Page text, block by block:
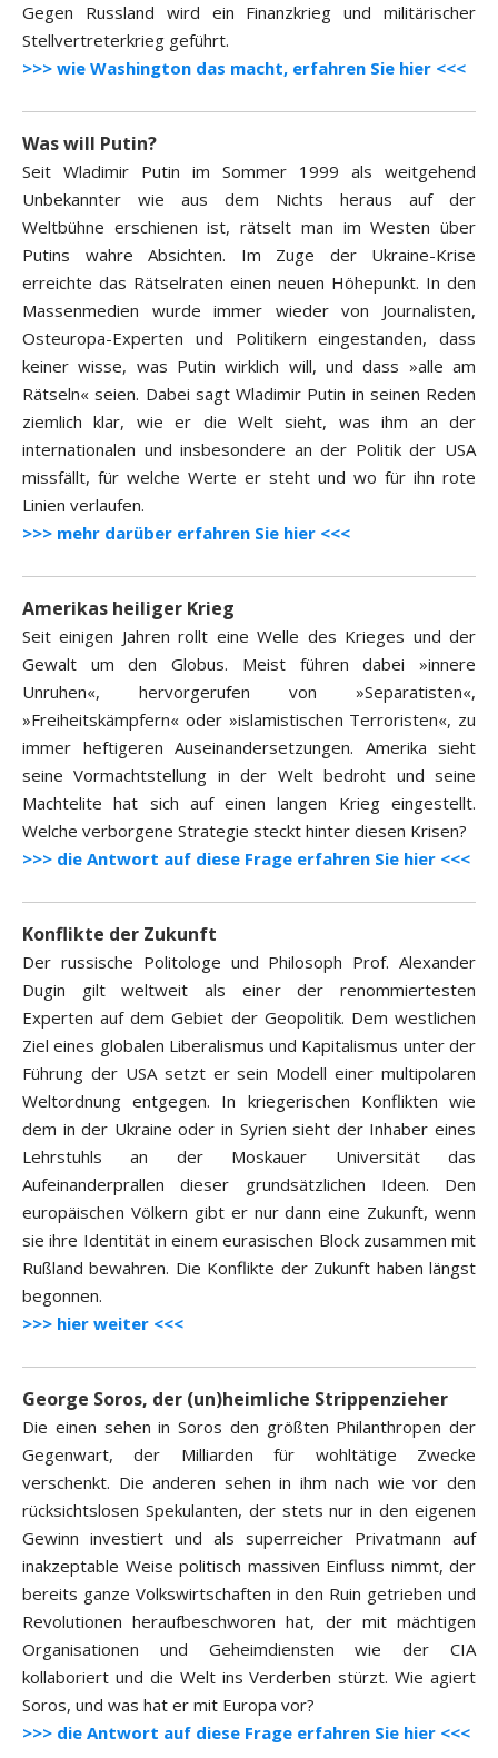
Gegen Russland wird ein Finanzkrieg und militärischer
Stellvertreterkrieg geführt.
>>> wie Washington das macht, erfahren Sie hier <<<
Was will Putin?
Seit Wladimir Putin im Sommer 1999 als weitgehend
Unbekannter wie aus dem Nichts heraus auf der
Weltbühne erschienen ist, rätselt man im Westen über
Putins wahre Absichten. Im Zuge der Ukraine-Krise
erreichte das Rätselraten einen neuen Höhepunkt. In den
Massenmedien wurde immer wieder von Journalisten,
Osteuropa-Experten und Politikern eingestanden, dass
keiner wisse, was Putin wirklich will, und dass »alle am
Rätseln« seien. Dabei sagt Wladimir Putin in seinen Reden
ziemlich klar, wie er die Welt sieht, was ihm an der
internationalen und insbesondere an der Politik der USA
missfällt, für welche Werte er steht und wo für ihn rote
Linien verlaufen.
>>> mehr darüber erfahren Sie hier <<<
Amerikas heiliger Krieg
Seit einigen Jahren rollt eine Welle des Krieges und der
Gewalt um den Globus. Meist führen dabei »innere
Unruhen«, hervorgerufen von »Separatisten«,
»Freiheitskämpfern« oder »islamistischen Terroristen«, zu
immer heftigeren Auseinandersetzungen. Amerika sieht
seine Vormachtstellung in der Welt bedroht und seine
Machtelite hat sich auf einen langen Krieg eingestellt.
Welche verborgene Strategie steckt hinter diesen Krisen?
>>> die Antwort auf diese Frage erfahren Sie hier <<<
Konflikte der Zukunft
Der russische Politologe und Philosoph Prof. Alexander
Dugin gilt weltweit als einer der renommiertesten
Experten auf dem Gebiet der Geopolitik. Dem westlichen
Ziel eines globalen Liberalismus und Kapitalismus unter der
Führung der USA setzt er sein Modell einer multipolaren
Weltordnung entgegen. In kriegerischen Konflikten wie
dem in der Ukraine oder in Syrien sieht der Inhaber eines
Lehrstuhls an der Moskauer Universität das
Aufeinanderprallen dieser grundsätzlichen Ideen. Den
europäischen Völkern gibt er nur dann eine Zukunft, wenn
sie ihre Identität in einem eurasischen Block zusammen mit
Rußland bewahren. Die Konflikte der Zukunft haben längst
begonnen.
>>> hier weiter <<<
George Soros, der (un)heimliche Strippenzieher
Die einen sehen in Soros den größten Philanthropen der
Gegenwart, der Milliarden für wohltätige Zwecke
verschenkt. Die anderen sehen in ihm nach wie vor den
rücksichtslosen Spekulanten, der stets nur in den eigenen
Gewinn investiert und als superreicher Privatmann auf
inakzeptable Weise politisch massiven Einfluss nimmt, der
bereits ganze Volkswirtschaften in den Ruin getrieben und
Revolutionen heraufbeschworen hat, der mit mächtigen
Organisationen und Geheimdiensten wie der CIA
kollaboriert und die Welt ins Verderben stürzt. Wie agiert
Soros, und was hat er mit Europa vor?
>>> die Antwort auf diese Frage erfahren Sie hier <<<